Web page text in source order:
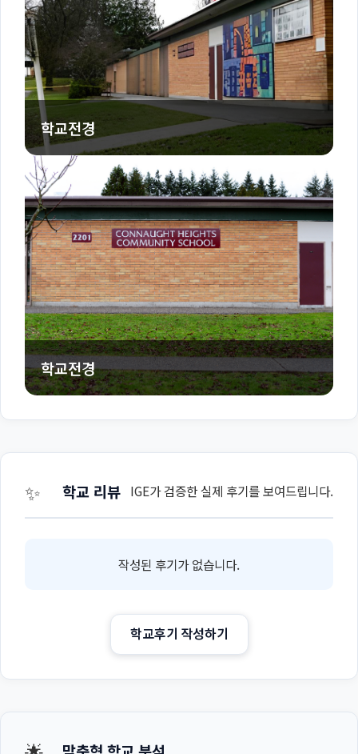
학교전경
학교전경
✨ 학교 리뷰 IGE가 검증한 실제 후기를 보여드립니다.
작성된 후기가 없습니다.
학교후기 작성하기